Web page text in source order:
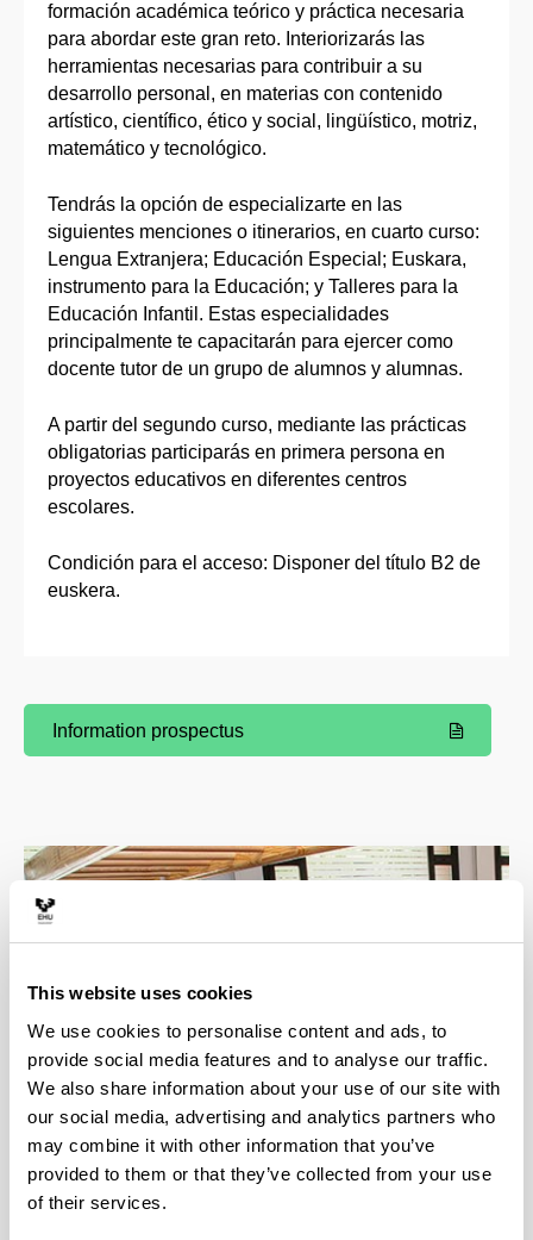
This website uses cookies
We use cookies to personalise content and ads, to
provide social media features and to analyse our traffic.
We also share information about your use of our site with
our social media, advertising and analytics partners who
may combine it with other information that you’ve
provided to them or that they’ve collected from your use
of their services.
formación académica teórico y práctica necesaria
para abordar este gran reto. Interiorizarás las
herramientas necesarias para contribuir a su
desarrollo personal, en materias con contenido
artístico, científico, ético y social, lingüístico, motriz,
matemático y tecnológico.
Tendrás la opción de especializarte en las
siguientes menciones o itinerarios, en cuarto curso:
Lengua Extranjera; Educación Especial; Euskara,
instrumento para la Educación; y Talleres para la
Educación Infantil. Estas especialidades
principalmente te capacitarán para ejercer como
docente tutor de un grupo de alumnos y alumnas.
A partir del segundo curso, mediante las prácticas
obligatorias participarás en primera persona en
proyectos educativos en diferentes centros
escolares.
Condición para el acceso: Disponer del título B2 de
euskera.
(Opens New Window)
Information prospectus